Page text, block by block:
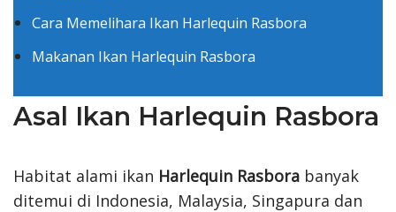
Cara Memelihara Ikan Harlequin Rasbora
Makanan Ikan Harlequin Rasbora
Asal Ikan Harlequin Rasbora
Habitat alami ikan Harlequin Rasbora banyak
ditemui di Indonesia, Malaysia, Singapura dan